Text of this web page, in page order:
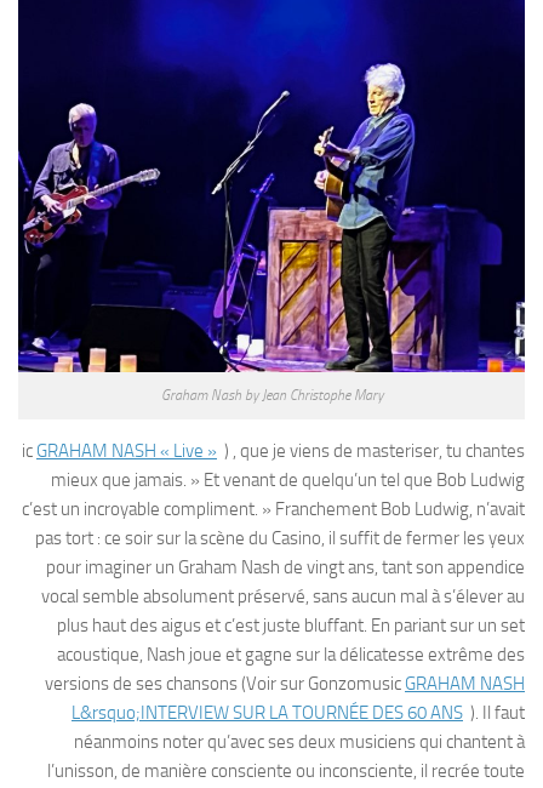
Graham Nash by Jean Christophe Mary
ic GRAHAM NASH « Live » ) , que je viens de masteriser, tu chantes
mieux que jamais. » Et venant de quelqu’un tel que Bob Ludwig
c’est un incroyable compliment. » Franchement Bob Ludwig, n’avait
pas tort : ce soir sur la scène du Casino, il suffit de fermer les yeux
pour imaginer un Graham Nash de vingt ans, tant son appendice
vocal semble absolument préservé, sans aucun mal à s’élever au
plus haut des aigus et c’est juste bluffant. En pariant sur un set
acoustique, Nash joue et gagne sur la délicatesse extrême des
versions de ses chansons (Voir sur Gonzomusic GRAHAM NASH
L&rsquo;INTERVIEW SUR LA TOURNÉE DES 60 ANS ). Il faut
néanmoins noter qu’avec ses deux musiciens qui chantent à
l’unisson, de manière consciente ou inconsciente, il recrée toute